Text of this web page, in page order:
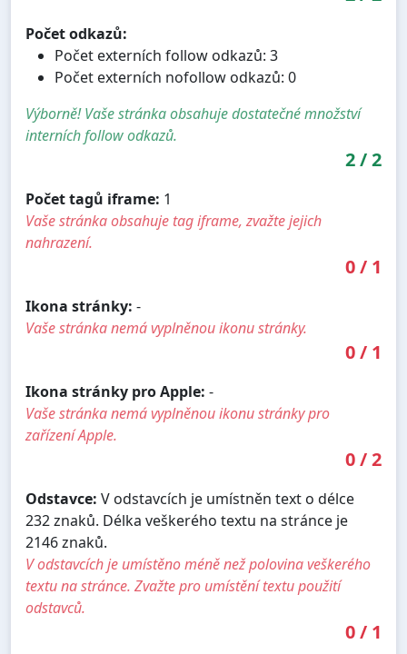
Počet odkazů:
Počet externích follow odkazů: 3
Počet externích nofollow odkazů: 0
Výborně! Vaše stránka obsahuje dostatečné množství
interních follow odkazů.
2/2
Počet tagů iframe: 1
Vaše stránka obsahuje tag iframe, zvažte jejich
nahrazení.
0/ 1
Ikona stránky: -
Vaše stránka nemá vyplněnou ikonu stránky.
0/ 1
Ikona stránky pro Apple: -
Vaše stránka nemá vyplněnou ikonu stránky pro
zařízení Apple.
0/2
Odstavce: V odstavcích je umístněn text o délce
232 znaků. Délka veškerého textu na stránce je
2146 znaků.
V odstavcích je umístěno méně než polovina veškerého
textu na stránce. Zvažte pro umístění textu použití
odstavců.
0/ 1